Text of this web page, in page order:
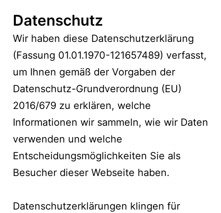
Datenschutz
Wir haben diese Datenschutzerklärung
(Fassung 01.01.1970-121657489) verfasst,
um Ihnen gemäß der Vorgaben der
Datenschutz-Grundverordnung (EU)
2016/679 zu erklären, welche
Informationen wir sammeln, wie wir Daten
verwenden und welche
Entscheidungsmöglichkeiten Sie als
Besucher dieser Webseite haben.
Datenschutzerklärungen klingen für